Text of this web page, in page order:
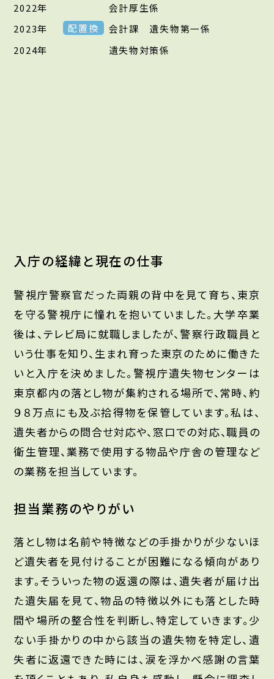
2022年
会計厚生係
2023年
配置換
会計課 遺失物第一係
2024年
遺失物対策係
入庁の経緯と現在の仕事
警視庁警察官だった両親の背中を見て育ち、東京
を守る警視庁に憧れを抱いていました。大学卒業
後は、テレビ局に就職しましたが、警察行政職員と
いう仕事を知り、生まれ育った東京のために働きた
いと入庁を決めました。警視庁遺失物センターは
東京都内の落とし物が集約される場所で、常時、約
９８万点にも及ぶ拾得物を保管しています。私は、
遺失者からの問合せ対応や、窓口での対応、職員の
衛生管理、業務で使用する物品や庁舎の管理など
の業務を担当しています。
担当業務のやりがい
落とし物は名前や特徴などの手掛かりが少ないほ
ど遺失者を見付けることが困難になる傾向があり
ます。そういった物の返還の際は、遺失者が届け出
た遺失届を見て、物品の特徴以外にも落とした時
間や場所の整合性を判断し、特定していきます。少
ない手掛かりの中から該当の遺失物を特定し、遺
失者に返還できた時には、涙を浮かべ感謝の言葉